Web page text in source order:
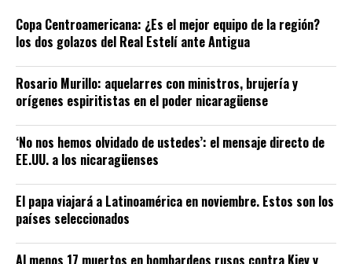
Copa Centroamericana: ¿Es el mejor equipo de la región?
los dos golazos del Real Estelí ante Antigua
Rosario Murillo: aquelarres con ministros, brujería y
orígenes espiritistas en el poder nicaragüense
‘No nos hemos olvidado de ustedes’: el mensaje directo de
EE.UU. a los nicaragüenses
El papa viajará a Latinoamérica en noviembre. Estos son los
países seleccionados
Al menos 17 muertos en bombardeos rusos contra Kiev y